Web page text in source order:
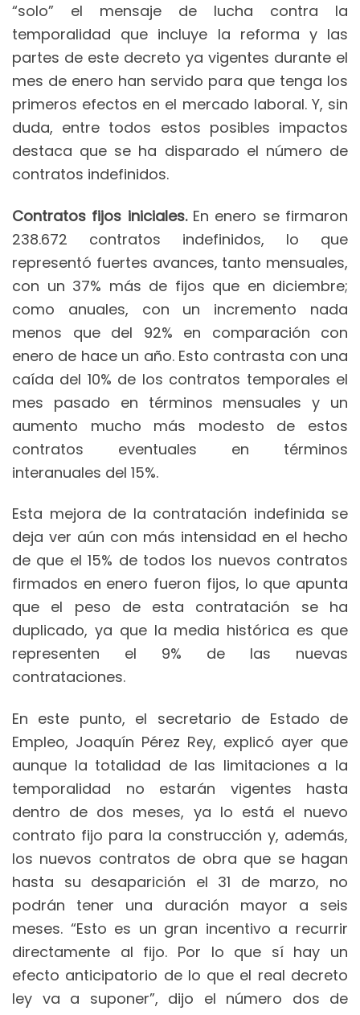
“solo” el mensaje de lucha contra la
temporalidad que incluye la reforma y las
partes de este decreto ya vigentes durante el
mes de enero han servido para que tenga los
primeros efectos en el mercado laboral. Y, sin
duda, entre todos estos posibles impactos
destaca que se ha disparado el número de
contratos indefinidos.
Contratos fijos iniciales.En enero se firmaron
238.672 contratos indefinidos, lo que
representó fuertes avances, tanto mensuales,
con un 37% más de fijos que en diciembre;
como anuales, con un incremento nada
menos que del 92% en comparación con
enero de hace un año. Esto contrasta con una
caída del 10% de los contratos temporales el
mes pasado en términos mensuales y un
aumento mucho más modesto de estos
contratos eventuales en términos
interanuales del 15%.
Esta mejora de la contratación indefinida se
deja ver aún con más intensidad en el hecho
de que el 15% de todos los nuevos contratos
firmados en enero fueron fijos, lo que apunta
que el peso de esta contratación se ha
duplicado, ya que la media histórica es que
representen el 9% de las nuevas
contrataciones.
En este punto, el secretario de Estado de
Empleo, Joaquín Pérez Rey, explicó ayer que
aunque la totalidad de las limitaciones a la
temporalidad no estarán vigentes hasta
dentro de dos meses, ya lo está el nuevo
contrato fijo para la construcción y, además,
los nuevos contratos de obra que se hagan
hasta su desaparición el 31 de marzo, no
podrán tener una duración mayor a seis
meses. “Esto es un gran incentivo a recurrir
directamente al fijo. Por lo que sí hay un
efecto anticipatorio de lo que el real decreto
ley va a suponer”, dijo el número dos de